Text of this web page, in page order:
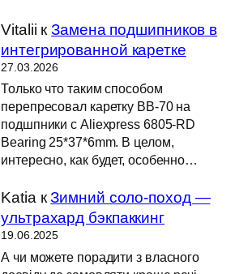
Vitalii кЗамена подшипников в
интегрированной каретке
27.03.2026
Только что таким способом
перепресовал каретку BB-70 на
подшпники с Aliexpress 6805-RD
Bearing 25*37*6mm. В целом,
интересно, как будет, особенно…
Katia кЗимний соло-поход —
ультрахард бэкпаккинг
19.06.2025
А чи можете порадити з власного